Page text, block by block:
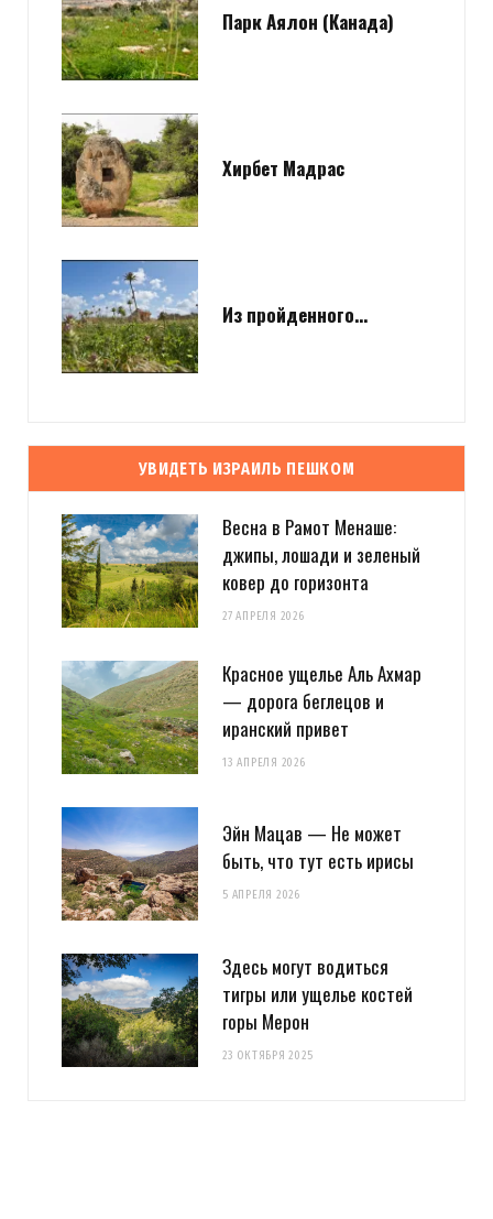
Парк Аялон (Канада)
Хирбет Мадрас
Из пройденного…
УВИДЕТЬ ИЗРАИЛЬ ПЕШКОМ
Весна в Рамот Менаше:
джипы, лошади и зеленый
ковер до горизонта
27 АПРЕЛЯ 2026
Красное ущелье Аль Ахмар
— дорога беглецов и
иранский привет
13 АПРЕЛЯ 2026
Эйн Мацав — Не может
быть, что тут есть ирисы
5 АПРЕЛЯ 2026
Здесь могут водиться
тигры или ущелье костей
горы Мерон
23 ОКТЯБРЯ 2025